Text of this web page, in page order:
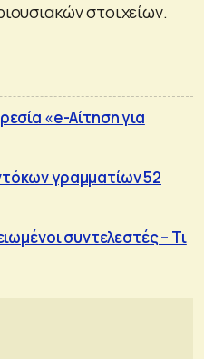
στοιχείων.
«e-Αίτηση για
γραμματίων 52
συντελεστές – Τι